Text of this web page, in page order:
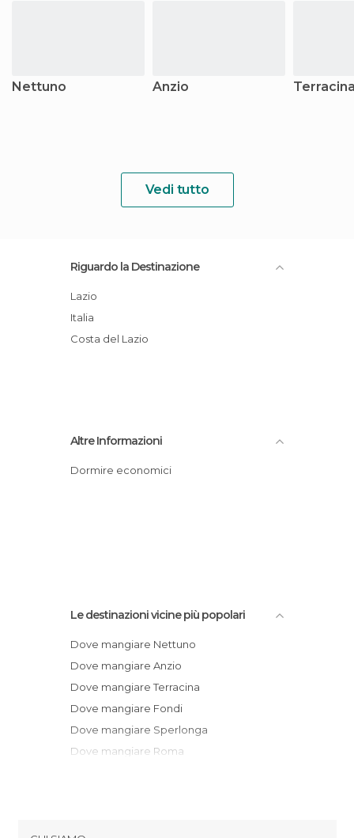
Nettuno Anzio
Vedi tutto
Riguardo la Destinazione
Lazio
Italia
Costa del Lazio
Altre Informazioni
Dormire economici
Le destinazioni vicine più popolari
Dove mangiare Nettuno
Dove mangiare Anzio
Dove mangiare Terracina
Dove mangiare Fondi
Dove mangiare Sperlonga
Dove mangiare Roma